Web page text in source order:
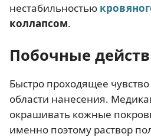
нестабильностью
коллапсом.
Побочные
Быстро проходящее
области нанесения.
окрашивать кожные
именно поэтому раствор